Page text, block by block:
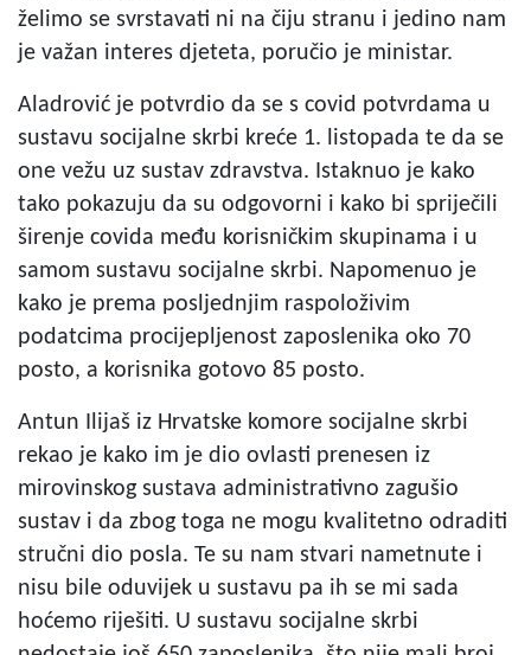
želimo se svrstavati ni na čiju stranu i jedino nam
je važan interes djeteta, poručio je ministar.
Aladrović je potvrdio da se s covid potvrdama u
sustavu socijalne skrbi kreće 1. listopada te da se
one vežu uz sustav zdravstva. Istaknuo je kako
tako pokazuju da su odgovorni i kako bi spriječili
širenje covida među korisničkim skupinama i u
samom sustavu socijalne skrbi. Napomenuo je
kako je prema posljednjim raspoloživim
podatcima procijepljenost zaposlenika oko 70
posto, a korisnika gotovo 85 posto.
Antun Ilijaš iz Hrvatske komore socijalne skrbi
rekao je kako im je dio ovlasti prenesen iz
mirovinskog sustava administrativno zagušio
sustav i da zbog toga ne mogu kvalitetno odraditi
stručni dio posla. Te su nam stvari nametnute i
nisu bile oduvijek u sustavu pa ih se mi sada
hoćemo riješiti. U sustavu socijalne skrbi